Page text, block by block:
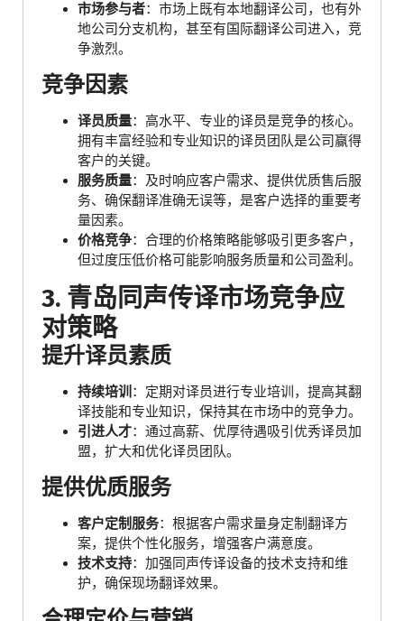
市场参与者：市场上既有本地翻译公司，也有外
地公司分支机构，甚至有国际翻译公司进入，竞
争激烈。
竞争因素
译员质量：高水平、专业的译员是竞争的核心。
拥有丰富经验和专业知识的译员团队是公司赢得
客户的关键。
服务质量：及时响应客户需求、提供优质售后服
务、确保翻译准确无误等，是客户选择的重要考
量因素。
价格竞争：合理的价格策略能够吸引更多客户，
但过度压低价格可能影响服务质量和公司盈利。
3. 青岛同声传译市场竞争应
对策略
提升译员素质
持续培训 ：定期对译员进行专业培训，提高其翻
译技能和专业知识，保持其在市场中的竞争力。
引进人才：通过高薪、优厚待遇吸引优秀译员加
盟，扩大和优化译员团队。
提供优质服务
客户定制服务：根据客户需求量身定制翻译方
案，提供个性化服务，增强客户满意度。
技术支持：加强同声传译设备的技术支持和维
护，确保现场翻译效果。